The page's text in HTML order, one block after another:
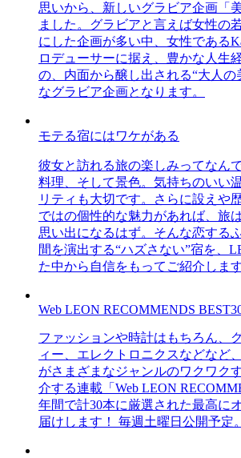
思いから、新しいグラビア企画「
ました。グラビアと言えば女性の
にした企画が多い中、女性である
ロデューサーに据え、豊かな人生
の、内面から醸し出される“大人の
なグラビア企画となります。
モテる宿にはワケがある
彼女と訪れる旅の楽しみってなん
料理、そして景色。気持ちのいい
リティも大切です。さらに設えや
ではの個性的な魅力があれば、旅
思い出になるはず。そんな恋する
間を演出する“ハズさない”宿を、
た中から自信をもってご紹介します
Web LEON RECOMMENDS
ファッションや時計はもちろん、
ィー、エレクトロニクスなどなど
がさまざまなジャンルのワクワク
介する連載「Web LEON
年間で計30本に厳選された最高に
届けします！ 毎週土曜日公開予定。